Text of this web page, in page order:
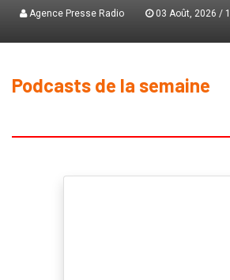
Agence Presse Radio 03 Août, 2026 /
Podcasts de la semaine